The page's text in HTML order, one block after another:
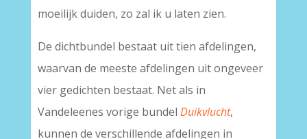
moeilijk duiden, zo zal ik u laten zien.
De dichtbundel bestaat uit tien afdelingen,
waarvan de meeste afdelingen uit ongeveer
vier gedichten bestaat. Net als in
Vandeleenes vorige bundel Duikvlucht,
kunnen de verschillende afdelingen in